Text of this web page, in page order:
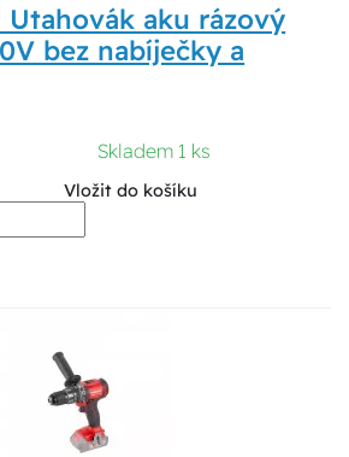
Utahovák aku rázový
bez nabíječky a
Skladem 1 ks
Vložit do košíku